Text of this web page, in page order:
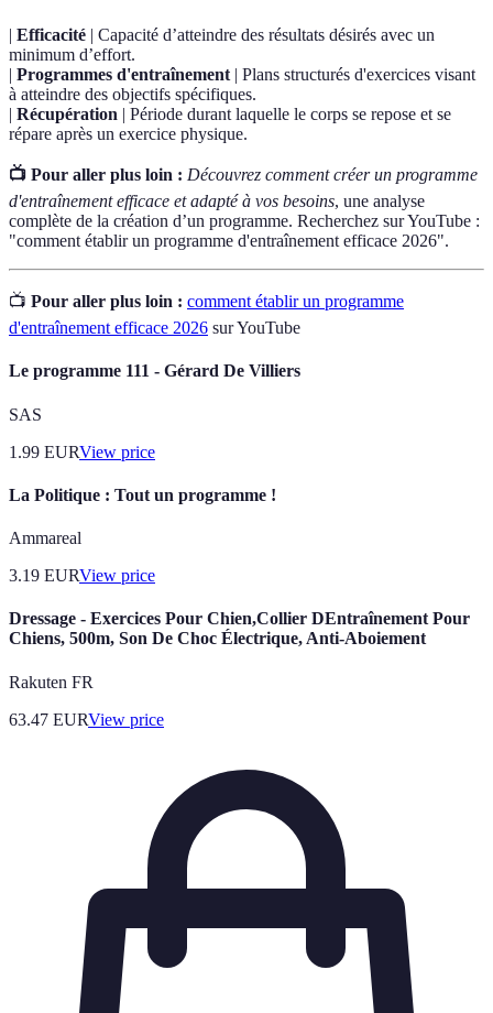
| Efficacité | Capacité d’atteindre des résultats désirés avec un
minimum d’effort.
| Programmes d'entraînement | Plans structurés d'exercices visant
à atteindre des objectifs spécifiques.
| Récupération | Période durant laquelle le corps se repose et se
répare après un exercice physique.
📺 Pour aller plus loin : Découvrez comment créer un programme
d'entraînement efficace et adapté à vos besoins, une analyse
complète de la création d’un programme. Recherchez sur YouTube :
"comment établir un programme d'entraînement efficace 2026".
📺 Pour aller plus loin : comment établir un programme
d'entraînement efficace 2026 sur YouTube
Le programme 111 - Gérard De Villiers
SAS
1.99 EURView price
La Politique : Tout un programme !
Ammareal
3.19 EURView price
Dressage - Exercices Pour Chien,Collier DEntraînement Pour
Chiens, 500m, Son De Choc Électrique, Anti-Aboiement
Rakuten FR
63.47 EURView price